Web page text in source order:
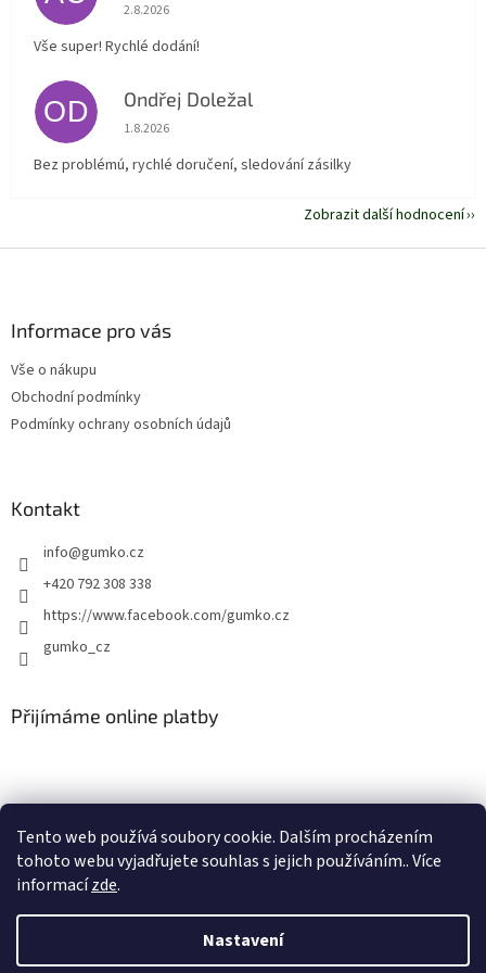
Tento web používá soubory cookie. Dalším procházením
tohoto webu vyjadřujete souhlas s jejich používáním.. Více
informacízde.
Nastavení
Hodnocení obchodu je 5 z 5 hvězdiček.
2.8.2026
Vše super! Rychlé dodání!
OD Ondřej Doležal
Hodnocení obchodu je 5 z 5 hvězdiček.
1.8.2026
Bez problémú, rychlé doručení, sledování zásilky
Zobrazit další hodnocení
Informace pro vás
Vše o nákupu
Obchodní podmínky
Podmínky ochrany osobních údajů
Kontakt
info@gumko.cz
+420 792 308 338
https://www.facebook.com/gumko.cz
gumko_cz
Přijímáme online platby
Vytvořil Shoptet
Autokoberce-zubri.cz. Všechna práva vyhrazena.